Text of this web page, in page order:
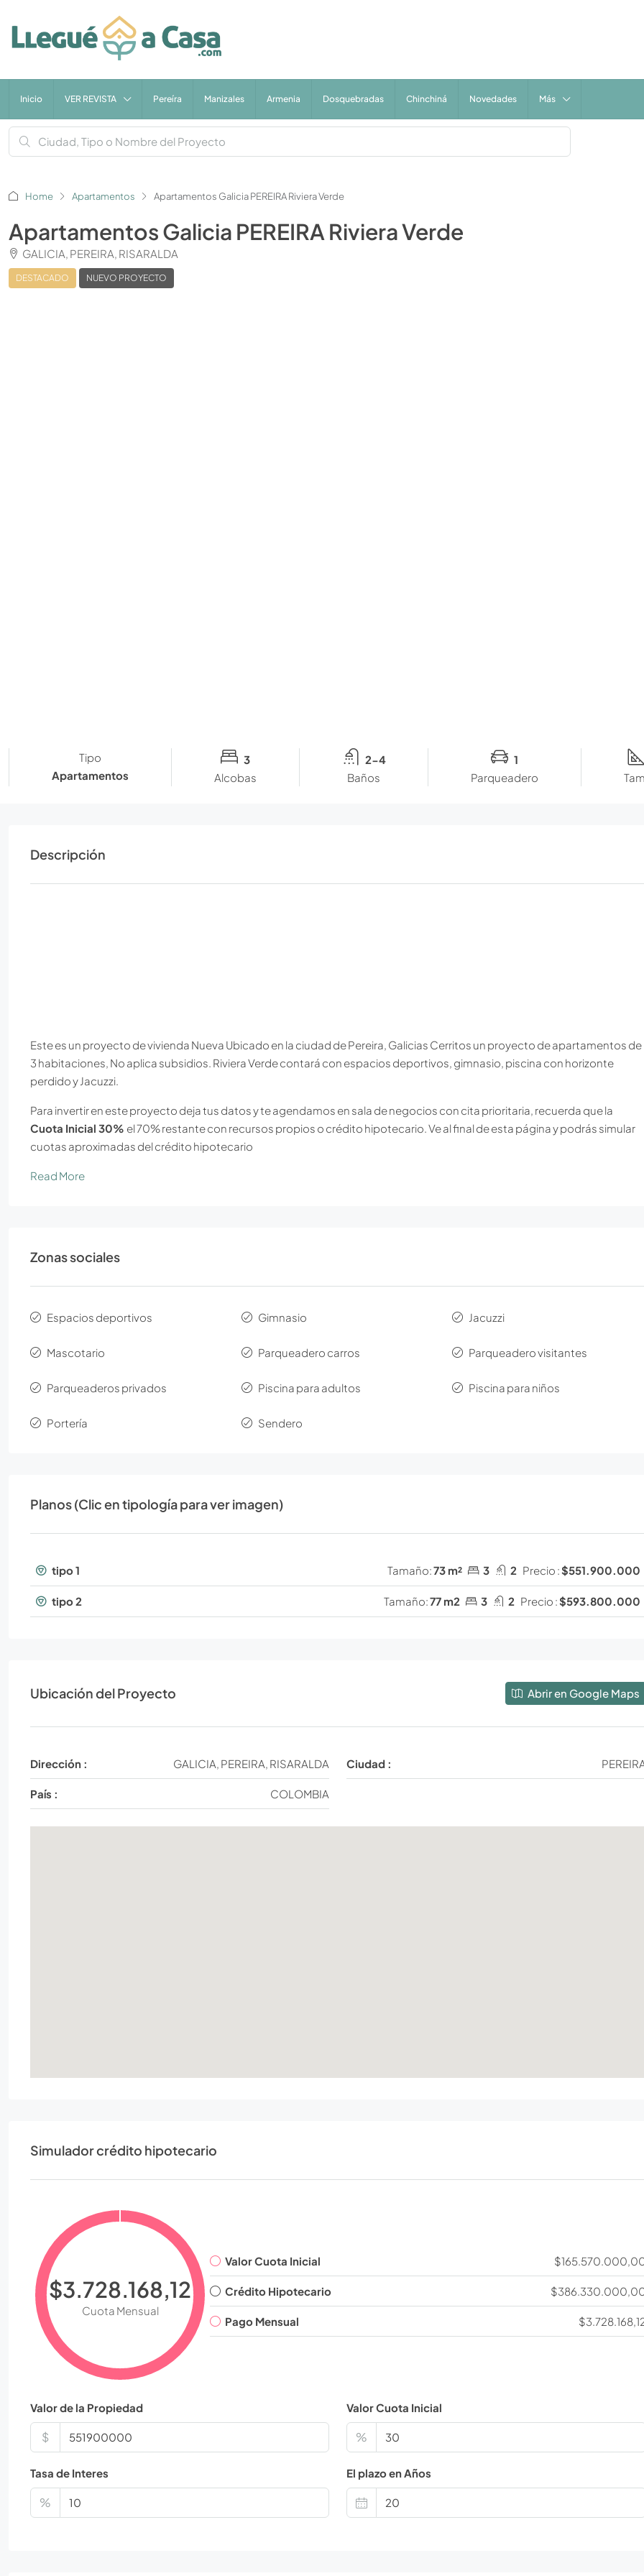
Inicio VER REVISTA Pereíra Manizales Armenia Dosquebradas Chinchiná Novedades Más
Home Apartamentos Apartamentos Galicia PEREIRA Riviera Verde
Apartamentos Galicia PEREIRA Riviera Verde
GALICIA, PEREIRA, RISARALDA
DESTACADO NUEVO PROYECTO
Tipo
Apartamentos
3
Alcobas
2-4
Baños
1
Parqueadero
Descripción
Este es un proyecto de vivienda Nueva Ubicado en la ciudad de Pereira, Galicias Cerritos un proyecto de apartamentos de
3 habitaciones, No aplica subsidios. Riviera Verde contará con espacios deportivos, gimnasio, piscina con horizonte
perdido y Jacuzzi.
Para invertir en este proyecto deja tus datos y te agendamos en sala de negocios con cita prioritaria, recuerda que la
Cuota Inicial 30% el 70% restante con recursos propios o crédito hipotecario. Ve al final de esta página y podrás simular
cuotas aproximadas del crédito hipotecario
Read More
Zonas sociales
Espacios deportivos Gimnasio Jacuzzi
Mascotario Parqueadero carros Parqueadero visitantes
Parqueaderos privados Piscina para adultos Piscina para niños
Portería Sendero
Planos (Clic en tipología para ver imagen)
tipo 1 Tamaño:73 m² 3 2 Precio :$551.900.000
tipo 2 Tamaño:77 m2 3 2 Precio :$593.800.000
Ubicación del Proyecto Abrir en Google Maps
Dirección : GALICIA, PEREIRA, RISARALDA Ciudad :
País : COLOMBIA
Simulador crédito hipotecario
$3.728.168,12
Cuota Mensual
Valor Cuota Inicial
Crédito Hipotecario
Pago Mensual
Valor de la Propiedad
$
Valor Cuota Inicial
%
Tasa de Interes
%
El plazo en Años